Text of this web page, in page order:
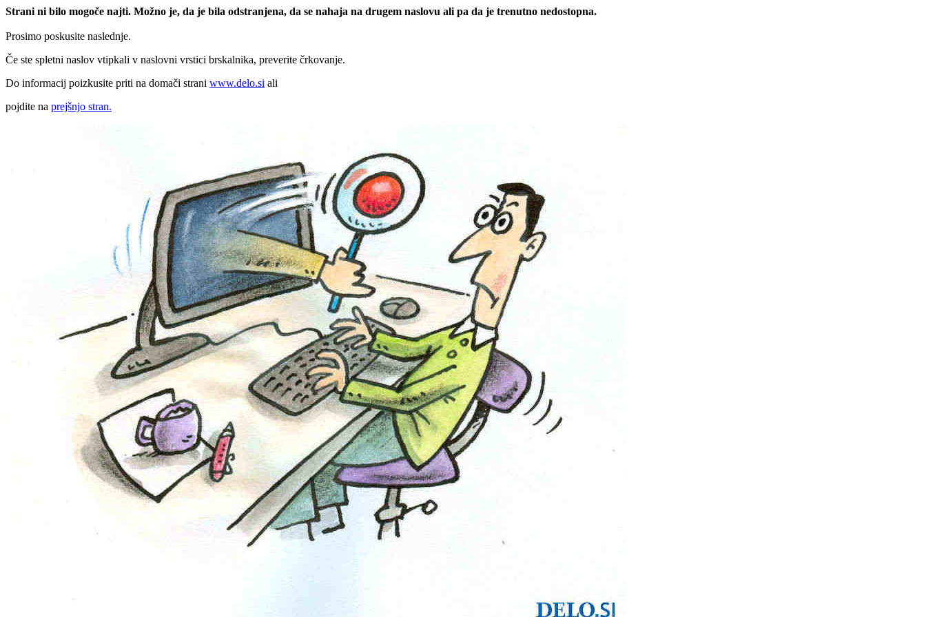
Strani ni bilo mogoče najti. Možno je, da je bila odstranjena, da se nahaja na drugem naslovu ali pa da je trenutno nedostopna.
Prosimo poskusite naslednje.
Če ste spletni naslov vtipkali v naslovni vrstici brskalnika, preverite črkovanje.
Do informacij poizkusite priti na domači strani www.delo.si ali
pojdite na prejšnjo stran.